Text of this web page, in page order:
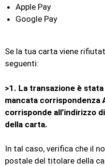
Apple Pay
Google Pay
Se la tua carta viene
seguenti:
>1. La transazione è
mancata corrispondenza
corrisponde all’indirizzo
della carta.
In tal caso, verifica che il
postale del titolare della